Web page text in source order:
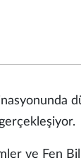
ve Fen